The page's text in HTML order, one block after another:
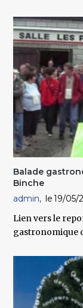
Balade
Binche
admin
19/05/
Lien vers le
gastronomique